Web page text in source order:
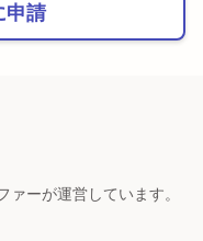
申請
ーが運営しています。